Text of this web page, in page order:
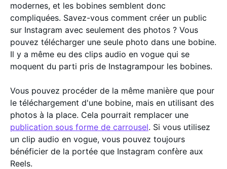
modernes, et les bobines semblent donc
compliquées. Savez-vous comment créer un public
sur Instagram avec seulement des photos ? Vous
pouvez télécharger une seule photo dans une bobine.
Il y a même eu des clips audio en vogue qui se
moquent du parti pris de Instagrampour les bobines.
Vous pouvez procéder de la même manière que pour
le téléchargement d'une bobine, mais en utilisant des
photos à la place. Cela pourrait remplacer une
publication sous forme de carrousel. Si vous utilisez
un clip audio en vogue, vous pouvez toujours
bénéficier de la portée que Instagram confère aux
Reels.